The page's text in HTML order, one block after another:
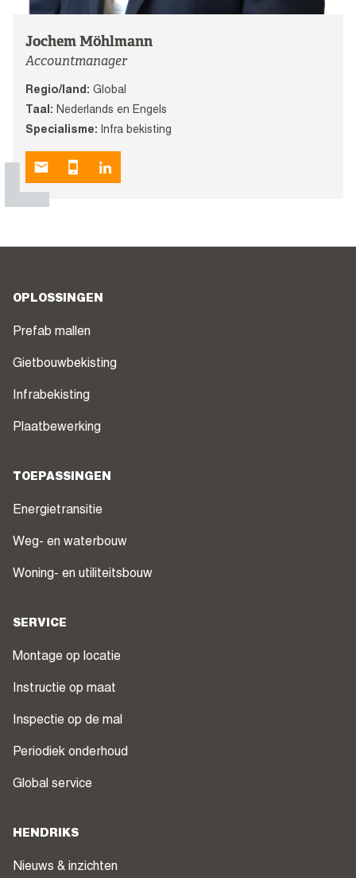
Jochem Möhlmann
Accountmanager
Regio/land: Global
Taal: Nederlands en Engels
Specialisme: Infra bekisting
OPLOSSINGEN
Prefab mallen
Gietbouwbekisting
Infrabekisting
Plaatbewerking
TOEPASSINGEN
Energietransitie
Weg- en waterbouw
Woning- en utiliteitsbouw
SERVICE
Montage op locatie
Instructie op maat
Inspectie op de mal
Periodiek onderhoud
Global service
HENDRIKS
Nieuws & inzichten